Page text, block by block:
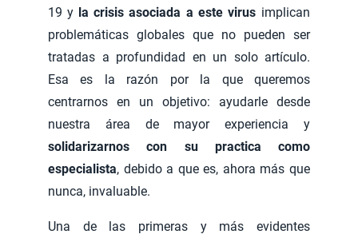
19 y la crisis asociada a este virus implican
problemáticas globales que no pueden ser
tratadas a profundidad en un solo artículo.
Esa es la razón por la que queremos
centrarnos en un objetivo: ayudarle desde
nuestra área de mayor experiencia y
solidarizarnos con su practica como
especialista, debido a que es, ahora más que
nunca, invaluable.
Una de las primeras y más evidentes